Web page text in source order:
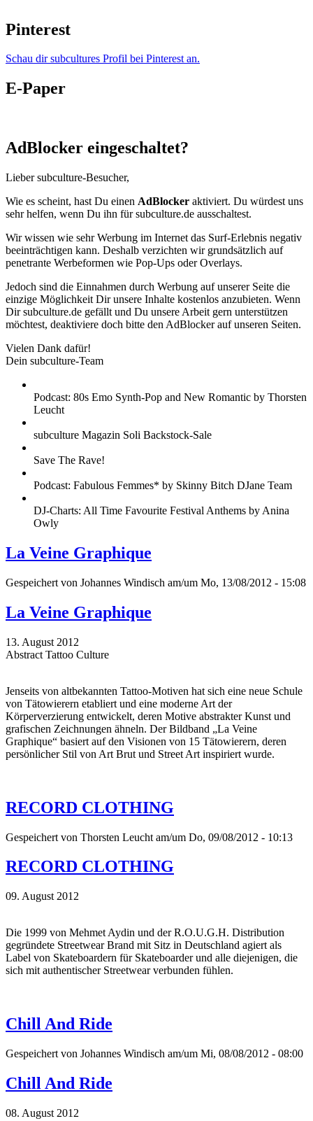
Pinterest
Schau dir subcultures Profil bei Pinterest an.
E-Paper
AdBlocker eingeschaltet?
Lieber subculture-Besucher,
Wie es scheint, hast Du einen AdBlocker aktiviert. Du würdest uns
sehr helfen, wenn Du ihn für subculture.de ausschaltest.
Wir wissen wie sehr Werbung im Internet das Surf-Erlebnis negativ
beeinträchtigen kann. Deshalb verzichten wir grundsätzlich auf
penetrante Werbeformen wie Pop-Ups oder Overlays.
Jedoch sind die Einnahmen durch Werbung auf unserer Seite die
einzige Möglichkeit Dir unsere Inhalte kostenlos anzubieten. Wenn
Dir subculture.de gefällt und Du unsere Arbeit gern unterstützen
möchtest, deaktiviere doch bitte den AdBlocker auf unseren Seiten.
Vielen Dank dafür!
Dein subculture-Team
Podcast: 80s Emo Synth-Pop and New Romantic by Thorsten
Leucht
subculture Magazin Soli Backstock-Sale
Save The Rave!
Podcast: Fabulous Femmes* by Skinny Bitch DJane Team
DJ-Charts: All Time Favourite Festival Anthems by Anina
Owly
La Veine Graphique
Gespeichert von Johannes Windisch am/um Mo, 13/08/2012 - 15:08
La Veine Graphique
13. August 2012
Abstract Tattoo Culture
Jenseits von altbekannten Tattoo-Motiven hat sich eine neue Schule
von Tätowierern etabliert und eine moderne Art der
Körperverzierung entwickelt, deren Motive abstrakter Kunst und
grafischen Zeichnungen ähneln. Der Bildband „La Veine
Graphique“ basiert auf den Visionen von 15 Tätowierern, deren
persönlicher Stil von Art Brut und Street Art inspiriert wurde.
RECORD CLOTHING
Gespeichert von Thorsten Leucht am/um Do, 09/08/2012 - 10:13
RECORD CLOTHING
09. August 2012
Die 1999 von Mehmet Aydin und der R.O.U.G.H. Distribution
gegründete Streetwear Brand mit Sitz in Deutschland agiert als
Label von Skateboardern für Skateboarder und alle diejenigen, die
sich mit authentischer Streetwear verbunden fühlen.
Chill And Ride
Gespeichert von Johannes Windisch am/um Mi, 08/08/2012 - 08:00
Chill And Ride
08. August 2012